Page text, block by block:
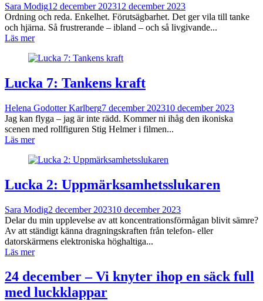
Sara Modig12 december 202312 december 2023
Ordning och reda. Enkelhet. Förutsägbarhet. Det ger vila till tanke
och hjärna. Så frustrerande – ibland – och så livgivande...
Läs mer
Lucka 7: Tankens kraft
Helena Godotter Karlberg7 december 202310 december 2023
Jag kan flyga – jag är inte rädd. Kommer ni ihåg den ikoniska
scenen med rollfiguren Stig Helmer i filmen...
Läs mer
Lucka 2: Uppmärksamhetsslukaren
Sara Modig2 december 202310 december 2023
Delar du min upplevelse av att koncentrationsförmågan blivit sämre?
Av att ständigt känna dragningskraften från telefon- eller
datorskärmens elektroniska höghaltiga...
Läs mer
24 december – Vi knyter ihop en säck full
med luckklappar